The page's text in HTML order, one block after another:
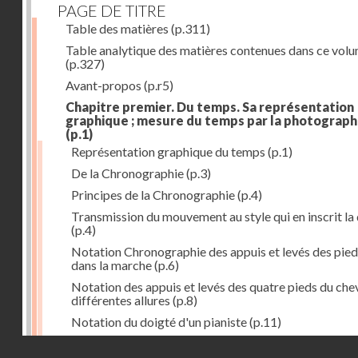
PAGE DE TITRE
Table des matières (p.311)
Table analytique des matières contenues dans ce
(p.327)
Avant-propos (p.r5)
Chapitre premier. Du temps. Sa représentation
graphique ; mesure du temps par la
(p.1)
Représentation graphique du temps (p.1)
De la Chronographie(p.3)
Principes de la Chronographie(p.4)
Transmission du mouvement au style qui en inscrit la
(p.4)
Notation Chronographie des appuis et levés des
dans la marche(p.6)
Notation des appuis et levés des quatre pieds du
différentes allures (p.8)
Notation du doigté d'un pianiste(p.11)